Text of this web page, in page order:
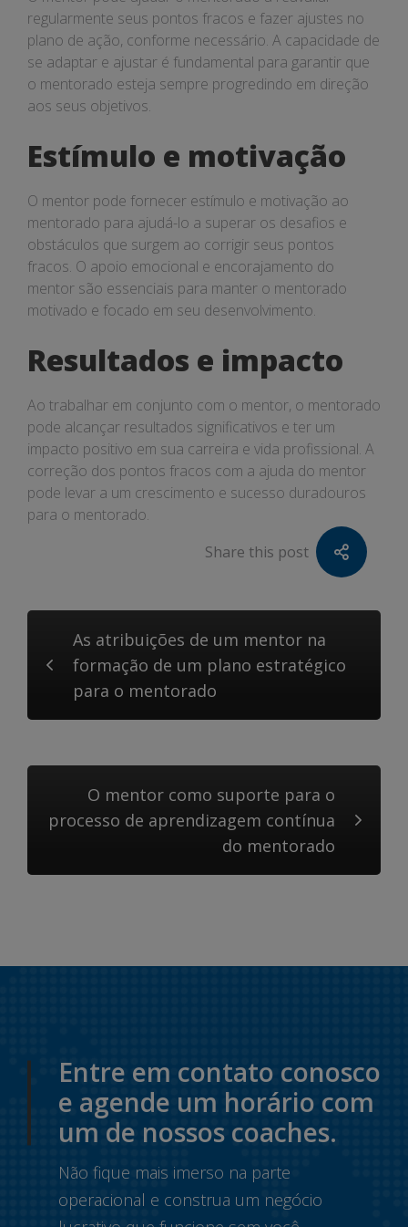
regularmente seus pontos fracos e fazer ajustes no
plano de ação, conforme necessário. A capacidade de
se adaptar e ajustar é fundamental para garantir que
o mentorado esteja sempre progredindo em direção
aos seus objetivos.
Estímulo e motivação
O mentor pode fornecer estímulo e motivação ao
mentorado para ajudá-lo a superar os desafios e
obstáculos que surgem ao corrigir seus pontos
fracos. O apoio emocional e encorajamento do
mentor são essenciais para manter o mentorado
motivado e focado em seu desenvolvimento.
Resultados e impacto
Ao trabalhar em conjunto com o mentor, o mentorado
pode alcançar resultados significativos e ter um
impacto positivo em sua carreira e vida profissional. A
correção dos pontos fracos com a ajuda do mentor
pode levar a um crescimento e sucesso duradouros
para o mentorado.
Share this post
As atribuições de um mentor na
formação de um plano estratégico
para o mentorado
O mentor como suporte para o
processo de aprendizagem contínua
do mentorado
Entre em contato conosco
e agende um horário com
um de nossos coaches.
Não fique mais imerso na parte
operacional e construa um negócio